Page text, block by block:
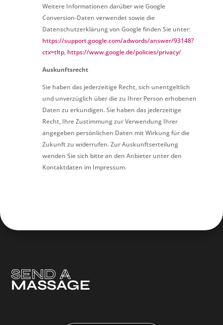
Weitere Informationen darüber wie Google
Conversion-Daten verwendet sowie die
Datenschutzerklärung von Google finden Sie unter:
https://support.google.com/adwords/answer/93148?
ctx=tltp, https://www.google.de/policies/privacy/
Auskunftsrecht
Sie haben das jederzeitige Recht, sich unentgeltlich
und unverzüglich über die zu Ihrer Person erhobenen
Daten zu erkundigen. Sie haben das jederzeitige
Recht, Ihre Zustimmung zur Verwendung Ihrer
angegeben persönlichen Daten mit Wirkung für die
Zukunft zu widerrufen. Zur Auskunftserteilung
wenden Sie sich bitte an den Anbieter unter den
Kontaktdaten im Impressum.
SEND A
MASSAGE